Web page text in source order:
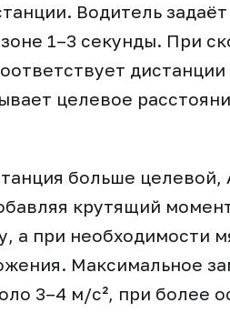
Водитель
1–3 секунды. При
дистанции
целевое
больше целевой,
крутящий
а при необходимости
Максимальное
3–4 м/с², при более